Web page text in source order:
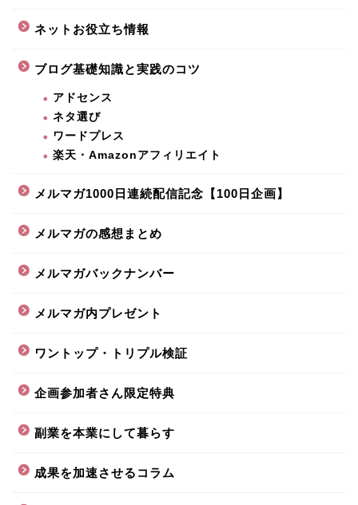
ネットお役立ち情報
ブログ基礎知識と実践のコツ
アドセンス
ネタ選び
ワードプレス
楽天・Amazonアフィリエイト
メルマガ1000日連続配信記念【100日企画】
メルマガの感想まとめ
メルマガバックナンバー
メルマガ内プレゼント
ワントップ・トリプル検証
企画参加者さん限定特典
副業を本業にして暮らす
成果を加速させるコラム